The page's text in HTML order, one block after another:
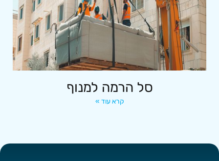
סל הרמה למנוף
קרא עוד »